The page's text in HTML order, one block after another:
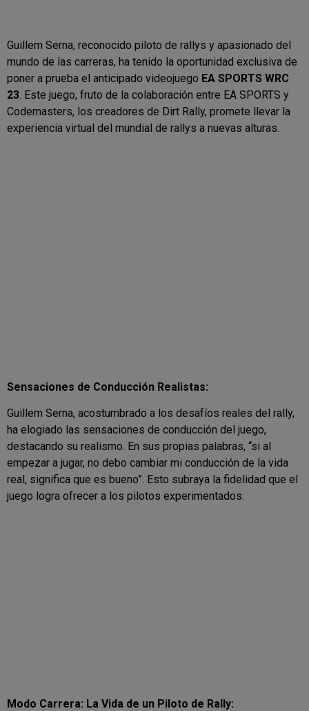
Guillem Serna, reconocido piloto de rallys y apasionado del
mundo de las carreras, ha tenido la oportunidad exclusiva de
poner a prueba el anticipado videojuego EA SPORTS WRC
23. Este juego, fruto de la colaboración entre EA SPORTS y
Codemasters, los creadores de Dirt Rally, promete llevar la
experiencia virtual del mundial de rallys a nuevas alturas.
Sensaciones de Conducción Realistas:
Guillem Serna, acostumbrado a los desafíos reales del rally,
ha elogiado las sensaciones de conducción del juego,
destacando su realismo. En sus propias palabras, “si al
empezar a jugar, no debo cambiar mi conducción de la vida
real, significa que es bueno”. Esto subraya la fidelidad que el
juego logra ofrecer a los pilotos experimentados.
Modo Carrera: La Vida de un Piloto de Rally: